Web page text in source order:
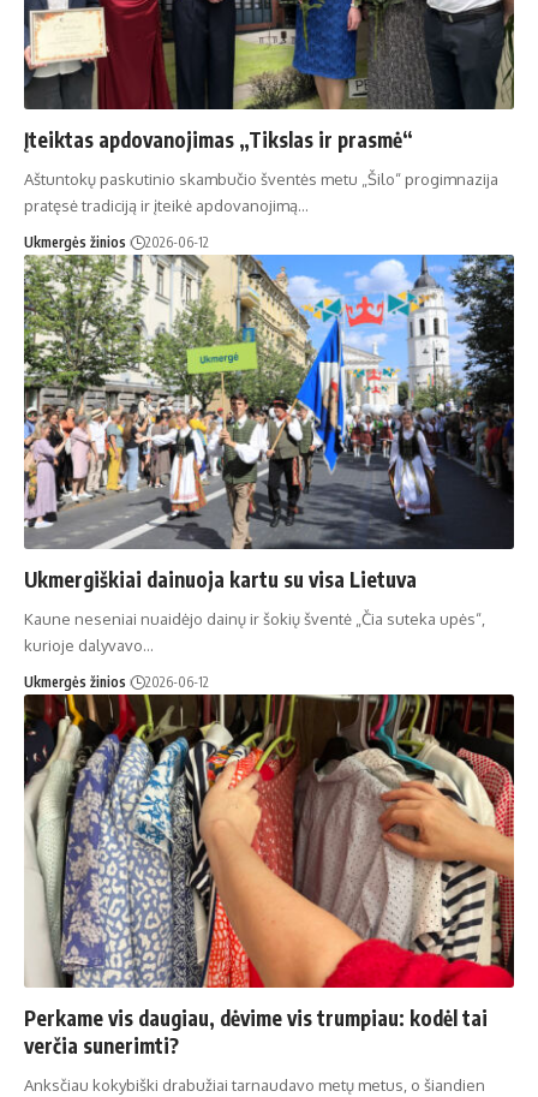
Įteiktas apdovanojimas „Tikslas ir prasmė“
Aštuntokų paskutinio skambučio šventės metu „Šilo“ progimnazija
pratęsė tradiciją ir įteikė apdovanojimą…
Ukmergės žinios 2026-06-12
Ukmergiškiai dainuoja kartu su visa Lietuva
Kaune neseniai nuaidėjo dainų ir šokių šventė „Čia suteka upės“,
kurioje dalyvavo…
Ukmergės žinios 2026-06-12
Perkame vis daugiau, dėvime vis trumpiau: kodėl tai
verčia sunerimti?
Anksčiau kokybiški drabužiai tarnaudavo metų metus, o šiandien